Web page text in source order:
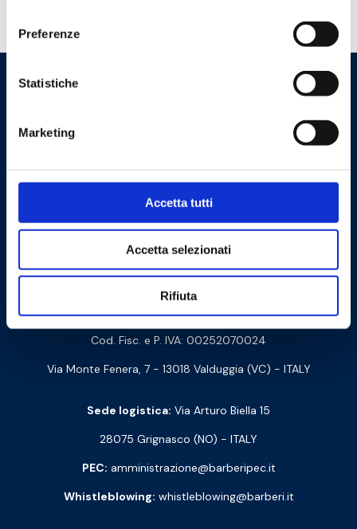
Preferenze
Statistiche
Marketing
Accetta tutti
Accetta selezionati
Rifiuta
Cookie Policy Privacy Policy
Contattaci
Barberi Rubinetterie Industriali S.r.l. a socio unico
Cod. Fisc. e P. IVA: 00252070024
Via Monte Fenera, 7 - 13018 Valduggia (VC) - ITALY
Sede logistica: Via Arturo Biella 15
28075 Grignasco (NO) - ITALY
PEC: amministrazione@barberipec.it
Whistleblowing: whistleblowing@barberi.it